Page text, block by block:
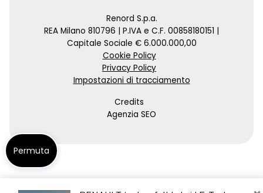
Renord S.p.a.
REA Milano 810796 | P.IVA e C.F. 00858180151 |
Capitale Sociale € 6.000.000,00
Cookie Policy
Privacy Policy
Impostazioni di tracciamento
Credits
Agenzia SEO
Permuta